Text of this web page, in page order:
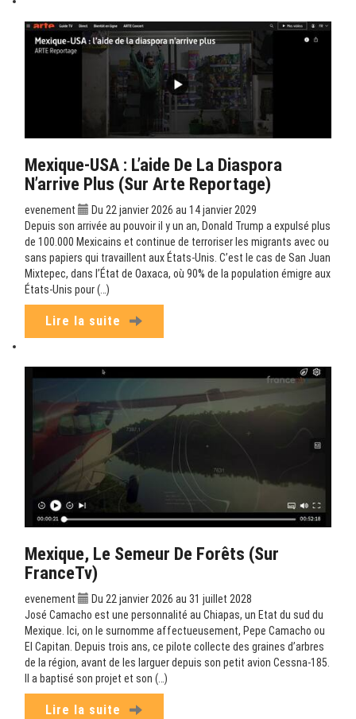
Mexique-USA : L’aide De La Diaspora
N’arrive Plus (sur Arte Reportage)
evenement
Du 22 janvier 2026 au 14 janvier 2029
Depuis son arrivée au pouvoir il y un an, Donald Trump a expulsé plus
de 100.000 Mexicains et continue de terroriser les migrants avec ou
sans papiers qui travaillent aux États-Unis. C’est le cas de San Juan
Mixtepec, dans l’État de Oaxaca, où 90% de la population émigre aux
États-Unis pour (…)
Lire la suite
Mexique, Le Semeur De Forêts (sur
FranceTv)
evenement
Du 22 janvier 2026 au 31 juillet 2028
José Camacho est une personnalité au Chiapas, un Etat du sud du
Mexique. Ici, on le surnomme affectueusement, Pepe Camacho ou
El Capitan. Depuis trois ans, ce pilote collecte des graines d’arbres
de la région, avant de les larguer depuis son petit avion Cessna-185.
Il a baptisé son projet et son (…)
Lire la suite